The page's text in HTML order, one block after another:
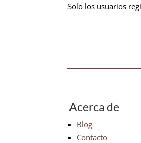
Solo los usuarios
Acerca de
Blog
Contacto